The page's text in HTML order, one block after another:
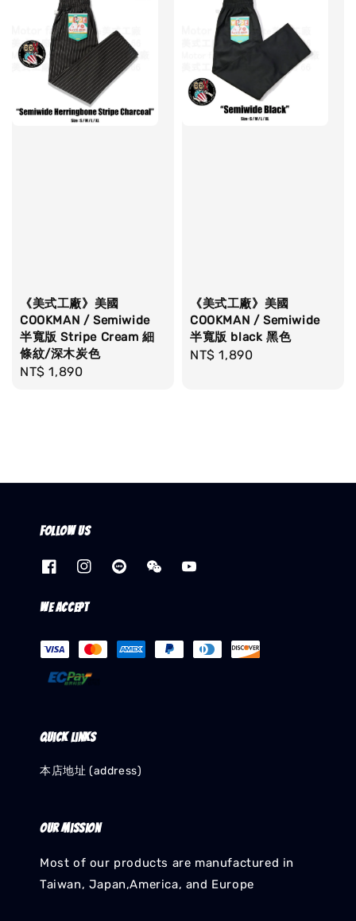
《美式工廠》美國
COOKMAN / Semiwide
半寬版 Stripe Cream 細
條紋/深木炭色
Regular
NT$ 1,890
《美式工廠》美國
COOKMAN / Semiwide
半寬版 black 黑色
Regular
NT$ 1,890
Follow us
We accept
Quick links
本店地址 (address)
Our mission
Most of our products are manufactured in
Taiwan, Japan,America, and Europe